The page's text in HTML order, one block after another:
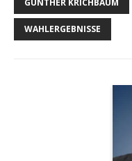
GUNTHER KRICHBAUM
WAHLERGEBNISSE